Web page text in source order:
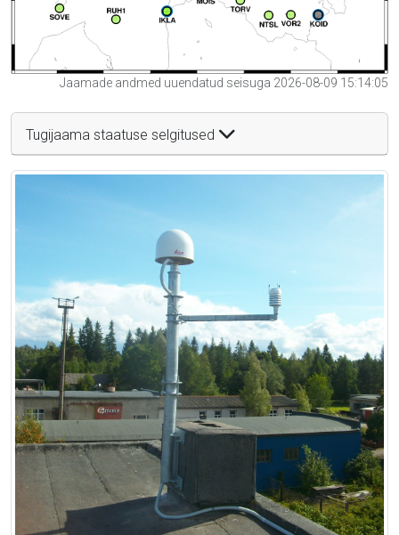
Jaamade andmed uuendatud seisuga 2026-08-09 15:14:05
Tugijaama staatuse selgitused